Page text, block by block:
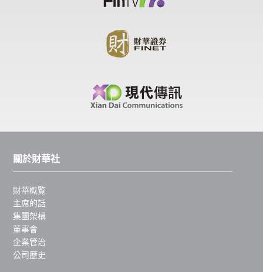
關於財華社
財華概覧
主席的話
集團架構
董事會
企業管治
公司歷史